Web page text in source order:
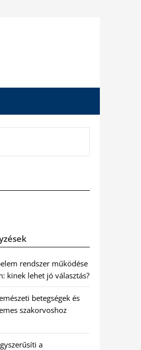
rendszer működése
kinek lehet jó választás?
betegségek és
szakorvoshoz
a